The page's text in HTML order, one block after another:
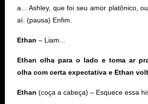
a... Ashley, que foi seu amor platônico,
aí. (pausa) Enfim.
Ethan – Liam...
Ethan olha para o lado e toma ar
olha com certa expectativa e Ethan
Ethan (coça a cabeça) – Esquece essa